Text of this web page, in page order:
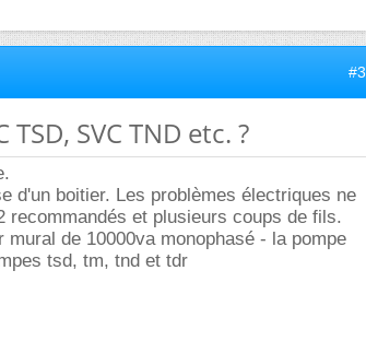
#3
SVC TND etc. ?
d'un boitier. Les problèmes électriques ne
et plusieurs coups de fils.
de 10000va monophasé - la pompe
tsd, tm, tnd et tdr